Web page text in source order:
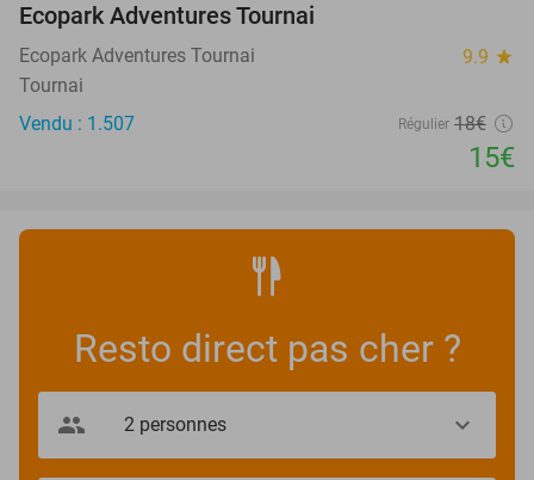
Ecopark Adventures Tournai
Ecopark Adventures Tournai 9.9 star
Tournai
Vendu : 1.507
Régulier 18€
15€
Resto direct pas cher ?